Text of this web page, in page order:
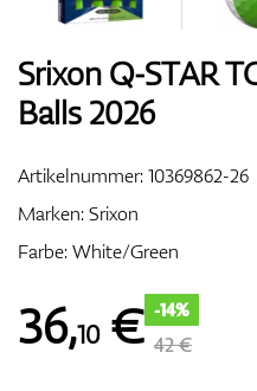
Srixon Q-STAR
Balls 2026
Artikelnummer:10369862-26
Marken:Srixon
Farbe: White/Green
36,10€ -14%
42 €